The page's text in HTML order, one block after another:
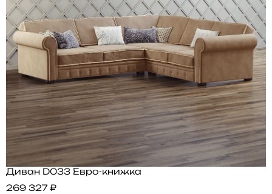
Диван D033 Евро-книжка
269 327 ₽